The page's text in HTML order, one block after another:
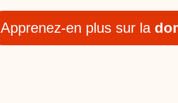
Apprenez-en plus sur la